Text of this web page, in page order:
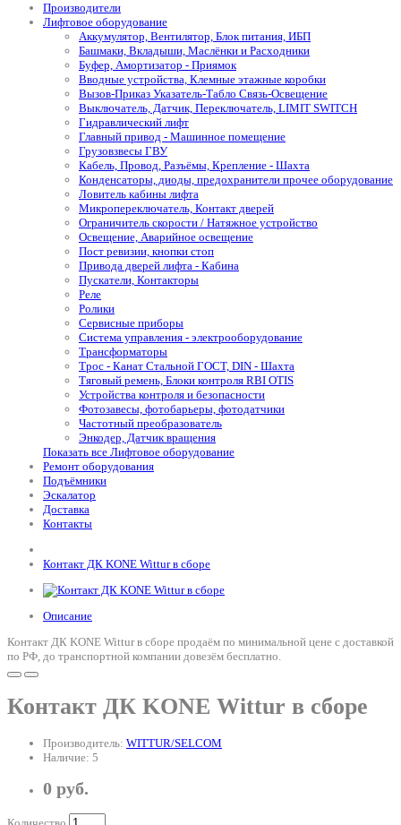
Производители
Лифтовое оборудование
Аккумулятор, Вентилятор, Блок питания, ИБП
Башмаки, Вкладыши, Маслёнки и Расходники
Буфер, Амортизатор - Приямок
Вводные устройства, Клемные этажные коробки
Вызов-Приказ Указатель-Табло Связь-Освещение
Выключатель, Датчик, Переключатель, LIMIT SWITCH
Гидравлический лифт
Главный привод - Машинное помещение
Грузовзвесы ГВУ
Кабель, Провод, Разъёмы, Крепление - Шахта
Конденсаторы, диоды, предохранители прочее оборудование
Ловитель кабины лифта
Микропереключатель, Контакт дверей
Ограничитель скорости / Натяжное устройство
Освещение, Аварийное освещение
Пост ревизии, кнопки стоп
Привода дверей лифта - Кабина
Пускатели, Контакторы
Реле
Ролики
Сервисные приборы
Система управления - электрооборудование
Трансформаторы
Трос - Канат Стальной ГОСТ, DIN - Шахта
Тяговый ремень, Блоки контроля RBI OTIS
Устройства контроля и безопасности
Фотозавесы, фотобарьеры, фотодатчики
Частотный преобразователь
Энкодер, Датчик вращения
Показать все Лифтовое оборудование
Ремонт оборудования
Подъёмники
Эскалатор
Доставка
Контакты
Контакт ДК KONE Wittur в сборе
Описание
Контакт ДК KONE Wittur в сборе продаём по минимальной цене с доставкой
по РФ, до транспортной компании довезём бесплатно.
Контакт ДК KONE Wittur в сборе
Производитель: WITTUR/SELCOM
Наличие: 5
0 руб.